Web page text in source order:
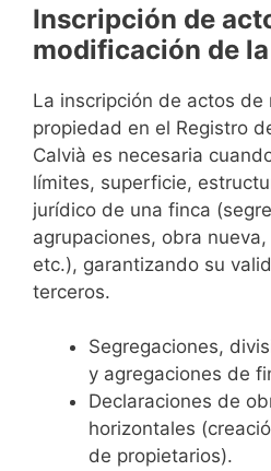
Inscripción de
modificación de
La inscripción de actos
propiedad en el Registro
Calvià es necesaria
límites, superficie,
jurídico de una finca
agrupaciones, obra
etc.), garantizando su
terceros.
Segregaciones,
y agregaciones de
Declaraciones de
horizontales
de propietarios).